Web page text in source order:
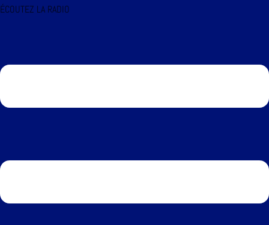
ÉCOUTEZ LA RADIO